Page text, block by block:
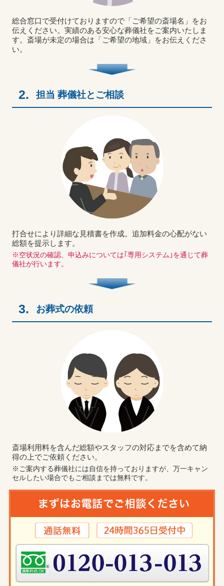
総合窓口で受付けておりますので「ご希望の斎場名」をお
伝えください。実績のある安心な葬儀社をご案内いたしま
す。斎場が未定の場合は「ご希望の地域」をお伝えくださ
い。
2. 担当 葬儀社とご相談
打合せにより詳細な見積書を作成。追加料金の心配がない
総額を提示します。
※空状況の確認、申込みについては｢専用システム｣を通じて葬
儀社が行います。
3. お葬式の依頼
斎場利用料を含んだ総額やスタッフの対応までを含めて納
得の上でご依頼ください。
※ご案内する葬儀社には自信を持っておりますが、万一キャン
セルしたい場合でもご相談までは無料です。